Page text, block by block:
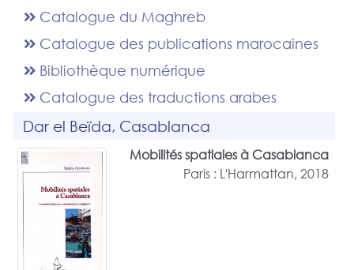
Catalogue du Maghreb
Catalogue des publications marocaines
Bibliothèque numérique
Catalogue des traductions arabes
Dar el Beïda, Casablanca
Mobilités spatiales à Casablanca
Paris : L'Harmattan, 2018